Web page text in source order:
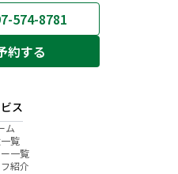
574-8781
約する
ス
ム
覧
一覧
紹介